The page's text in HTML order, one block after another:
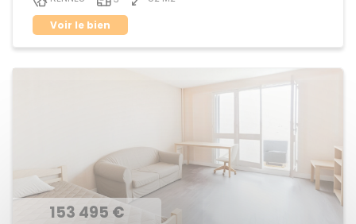
Voir le bien
153 495 €